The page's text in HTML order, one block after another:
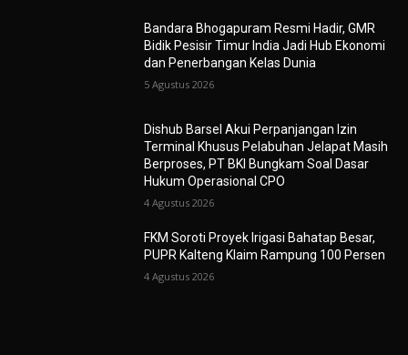
Bandara Bhogapuram Resmi Hadir, GMR
Bidik Pesisir Timur India Jadi Hub Ekonomi
dan Penerbangan Kelas Dunia
5 Agustus 2026
Dishub Barsel Akui Perpanjangan Izin
Terminal Khusus Pelabuhan Jelapat Masih
Berproses, PT BKI Bungkam Soal Dasar
Hukum Operasional CPO
4 Agustus 2026
FKM Soroti Proyek Irigasi Bahatap Besar,
PUPR Kalteng Klaim Rampung 100 Persen
4 Agustus 2026